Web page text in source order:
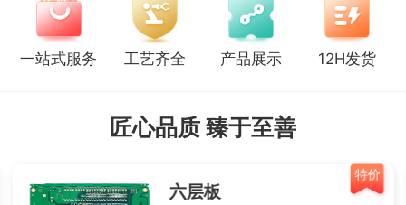
一站式服务 工艺齐全 产品展示 12H发货
匠心品质 臻于至善
特价
六层板